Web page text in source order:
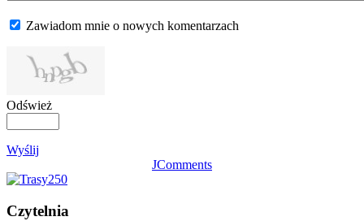
Zawiadom mnie o nowych komentarzach
Odśwież
Wyślij
JComments
Czytelnia